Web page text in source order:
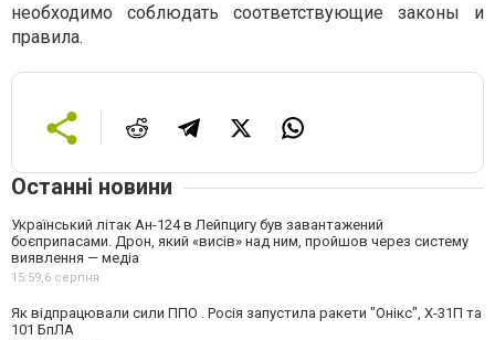
необходимо соблюдать соответствующие законы и
правила.
Останні новини
Український літак Ан-124 в Лейпцигу був завантажений
боєприпасами. Дрон, який «висів» над ним, пройшов через систему
виявлення — медіа
15:59,6 серпня
Як відпрацювали сили ППО . Росія запустила ракети "Онікс", Х-31П та
101 БпЛА